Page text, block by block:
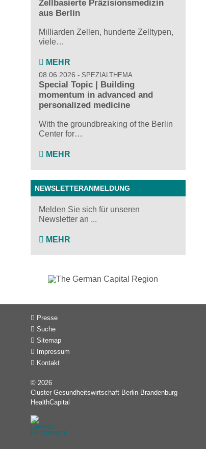
Zellbasierte Präzisionsmedizin
aus Berlin
Milliarden Zellen, hunderte Zelltypen,
viele…
MEHR
08.06.2026 SPEZIALTHEMA
Special Topic | Building
momentum in advanced and
personalized medicine
With the groundbreaking of the Berlin
Center for…
MEHR
NEWSLETTERANMELDUNG
Melden Sie sich für unseren
Newsletter an ...
MEHR
Presse
Suche
Sitemap
Impressum
Kontakt
© 2026
Cluster Gesundheitswirtschaft Berlin-Brandenburg –
HealthCapital